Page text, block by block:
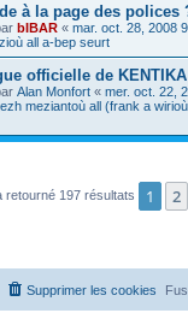
à la page des polices
bIBAR « mar. oct. 28, 2008
all a-bep seurt
officielle de KENTIKA
Alan Monfort « mer. oct. 22,
meziantoù all (frank a
retourné 197 résultats 1 2
Supprimer les cookies